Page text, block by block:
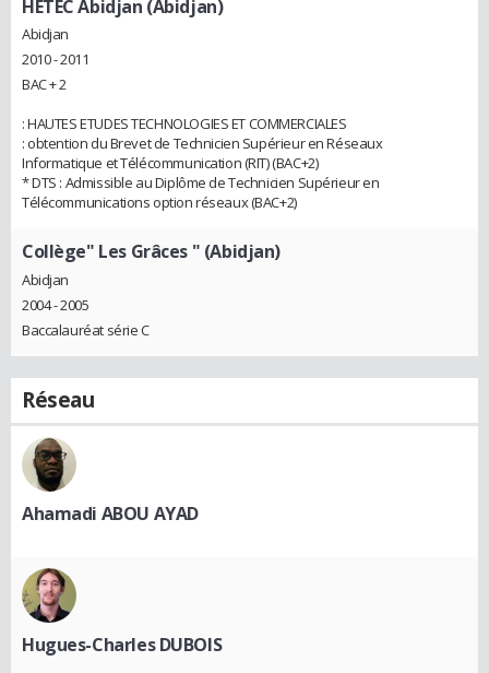
HETEC Abidjan (Abidjan)
Abidjan
2010 - 2011
BAC + 2
: HAUTES ETUDES TECHNOLOGIES ET COMMERCIALES
: obtention du Brevet de Technicien Supérieur en Réseaux
Informatique et Télécommunication (RIT) (BAC+2)
* DTS : Admissible au Diplôme de Technicien Supérieur en
Télécommunications option réseaux (BAC+2)
Collège" Les Grâces " (Abidjan)
Abidjan
2004 - 2005
Baccalauréat série C
Réseau
Ahamadi ABOU AYAD
Hugues-Charles DUBOIS